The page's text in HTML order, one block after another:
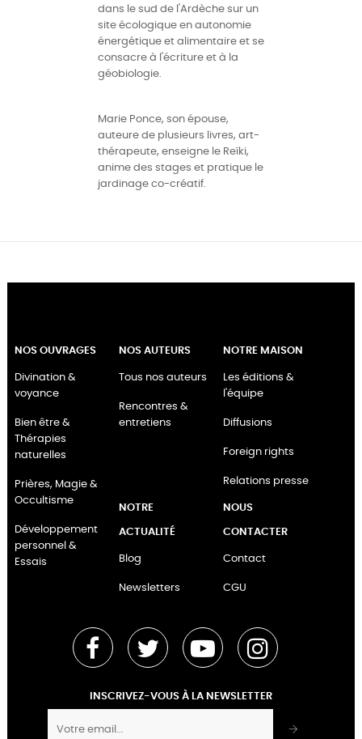
dans le sud de l'Ardèche sur un
site écologique en autonomie
énergétique et alimentaire et se
consacre à l'écriture et à la
géobiologie.
Marie Ponce, son épouse,
auteure de plusieurs livres, art-
thérapeute, enseigne le Reïki,
anime des stages et pratique le
jardinage co-créatif.
NOS OUVRAGES
Divination &
voyance
Bien être &
Thérapies
naturelles
Prières, Magie &
Occultisme
Développement
personnel &
Essais
NOS AUTEURS
Tous nos auteurs
Rencontres &
entretiens
NOTRE MAISON
Les éditions &
l'équipe
Diffusions
Foreign rights
Relations presse
NOTRE
ACTUALITÉ
Blog
Newsletters
NOUS
CONTACTER
Contact
CGU
Facebook Twitter YouTube Instagram
INSCRIVEZ-VOUS À LA NEWSLETTER